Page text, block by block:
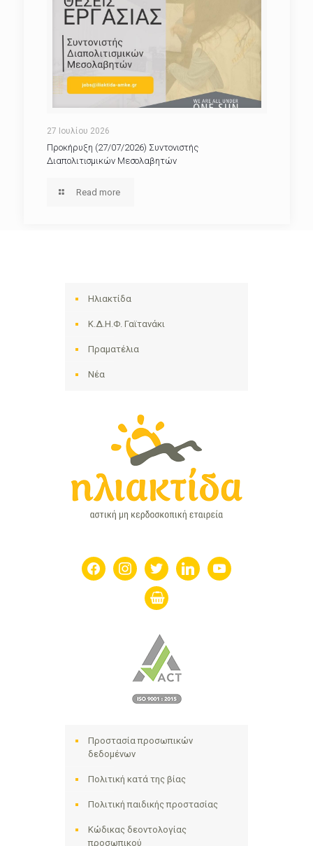
27 Ιουλίου 2026
Προκήρυξη (27/07/2026) Συντονιστής
Διαπολιτισμικών Μεσολαβητών
Read more
Ηλιακτίδα
Κ.Δ.Η.Φ. Γαϊτανάκι
Πραματέλια
Νέα
facebookinstagramtwitter linkedin youtube
shopping-
basket
Προστασία προσωπικών
δεδομένων
Πολιτική κατά της βίας
Πολιτική παιδικής προστασίας
Κώδικας δεοντολογίας
προσωπικού